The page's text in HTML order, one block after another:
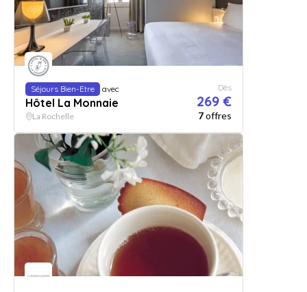
Séjours Bien-Etre avec
Hôtel La Monnaie
Dès
269 €
La Rochelle 7offres